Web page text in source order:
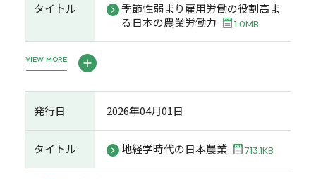
タイトル
季節性弱まり雇用労働の役割高ま
る日本の農業労働力
1.0MB
VIEW MORE
発行日 2026年04月01日
タイトル 地経学時代の日本農業 713.1KB